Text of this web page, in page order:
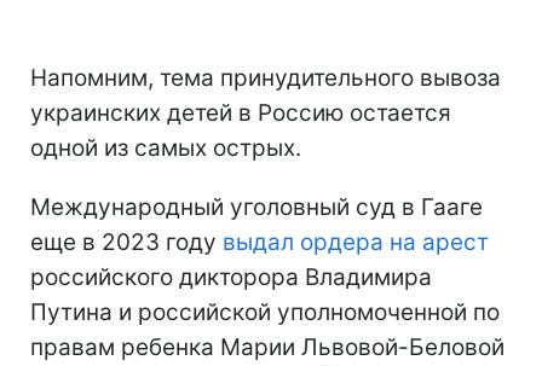
Напомним, тема принудительного вывоза
украинских детей в Россию остается
одной из самых острых.
Международный уголовный суд в Гааге
еще в 2023 году выдал ордера на арест
российского дикторора Владимира
Путина и российской уполномоченной по
правам ребенка Марии Львовой-Беловой